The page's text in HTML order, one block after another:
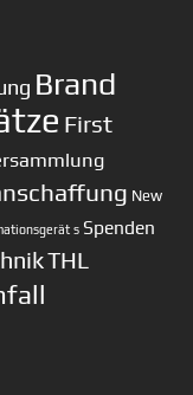
Brand
First
New
s Spenden
THL